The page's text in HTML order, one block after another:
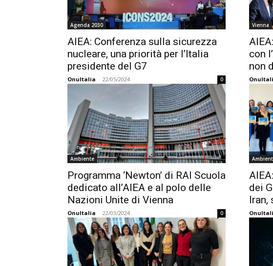
Agenda 2030
AIEA: Conferenza sulla sicurezza
nucleare, una priorità per l’Italia
presidente del G7
OnuItalia - 22/05/2024 0
Vienna
con
non
Ambiente
Programma ‘Newton’ di RAI Scuola
dedicato all’AIEA e al polo delle
Nazioni Unite di Vienna
OnuItalia - 22/03/2024 0
dei
Iran,